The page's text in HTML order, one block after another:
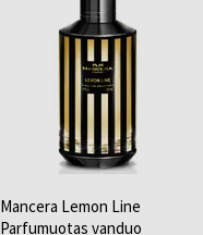
Mancera Lemon Line
Parfumuotas vanduo